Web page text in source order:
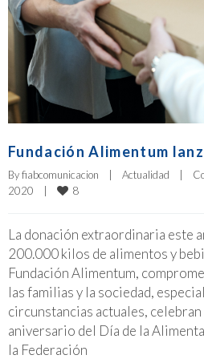
Fundación Alimentum
By fiabcomunicacion Actualidad
2020
8
La donación extraordinaria este
200.000 kilos de alimentos y
Fundación Alimentum,
las familias y la sociedad,
circunstancias actuales,
aniversario del Día de la
la Federación